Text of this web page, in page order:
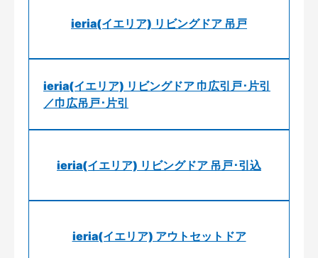
ieria(イエリア) リビングドア 吊戸
ieria(イエリア) リビングドア 巾広引戸･片引
／巾広吊戸･片引
ieria(イエリア) リビングドア 吊戸･引込
ieria(イエリア) アウトセットドア